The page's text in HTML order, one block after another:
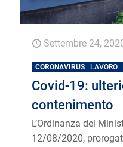
Settembre 24,
CORONAVIRUS LAVORO
Covid-19:
contenimento
L’Ordinanza del
12/08/2020,